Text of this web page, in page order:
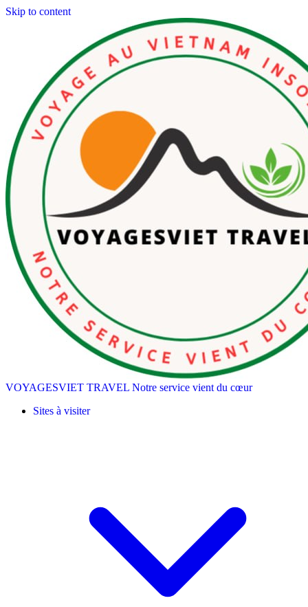
Skip to content
VOYAGESVIET TRAVEL Notre service vient du cœur
Sites à visiter